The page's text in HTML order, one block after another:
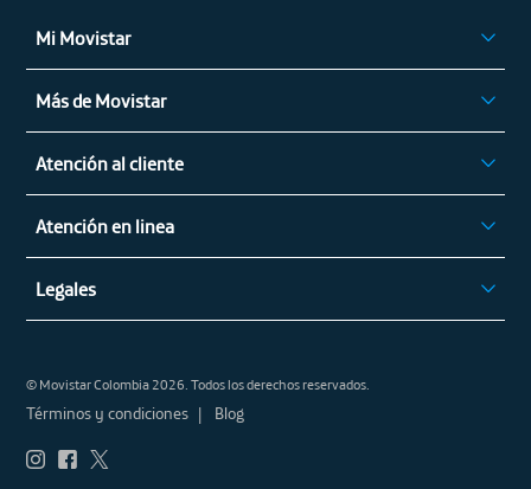
Mi Movistar
Ingresar
App Mi Movistar
Regístrate
Más de Movistar
Privilegios Movistar
Atención al cliente
Alza de Tarifas
Mapa cobertura móvil
Atención en linea
Recargas
Conoce tu factura
Movistar Preferencial
Legales
Contáctenos (Peticiones, quejas y recursos)
Términos y condiciones
Te protejo
Programa mecanismos de mejora en la atención
© Movistar Colombia 2026. Todos los derechos reservados.
Términos y condiciones Blog